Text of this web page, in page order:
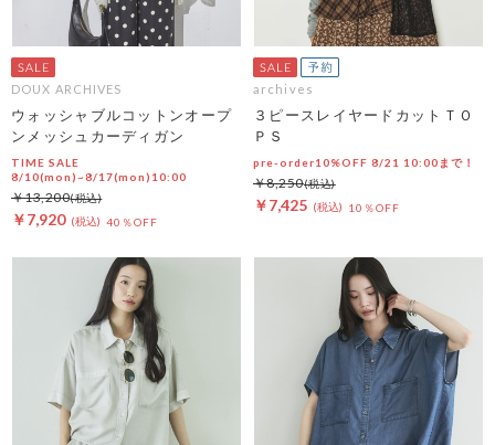
DOUX ARCHIVES
ウォッシャブルコットンオープ
ンメッシュカーディガン
TIME SALE
8/10(mon)~8/17(mon)10:00
￥7,920 40％OFF
￥13,200
archives
３ピースレイヤードカットＴＯ
ＰＳ
pre-order10%OFF 8/21 10:00まで！
￥7,425 10％OFF
￥8,250